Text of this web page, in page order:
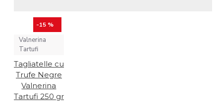
-15 %
Valnerina
Tartufi
Tagliatelle cu
Trufe Negre
Valnerina
Tartufi 250 gr